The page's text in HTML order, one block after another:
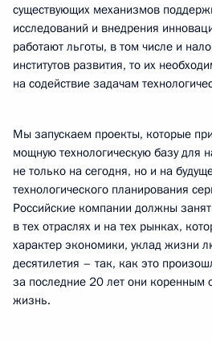
существующих механизмов
исследований и внедрения
работают льготы, в том числе и
институтов развития, то их
на содействие задачам
Мы запускаем проекты, которые
мощную технологическую базу для
не только на сегодня, но и на
технологического планирования
Российские компании должны
в тех отраслях и на тех рынках,
характер экономики, уклад жизни
десятилетия – так, как это
за последние 20 лет они коренным
жизнь.